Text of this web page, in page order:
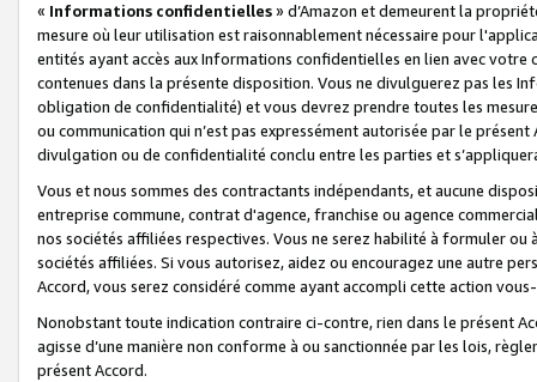
« Informations confidentielles» d’Amazon et demeurent la
mesure où leur utilisation est raisonnablement nécessaire pour
entités ayant accès aux Informations confidentielles en lien avec
contenues dans la présente disposition. Vous ne divulguerez pas les
obligation de confidentialité) et vous devrez prendre toutes les
ou communication qui n’est pas expressément autorisée par le
divulgation ou de confidentialité conclu entre les parties et
Vous et nous sommes des contractants indépendants, et aucune
entreprise commune, contrat d'agence, franchise ou agence
nos sociétés affiliées respectives. Vous ne serez habilité à formuler
sociétés affiliées. Si vous autorisez, aidez ou encouragez une autre
Accord, vous serez considéré comme ayant accompli cette action
Nonobstant toute indication contraire ci-contre, rien dans le présent
agisse d’une manière non conforme à ou sanctionnée par les lois,
présent Accord.